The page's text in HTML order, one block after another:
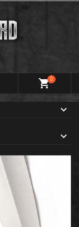
shopping_cart0